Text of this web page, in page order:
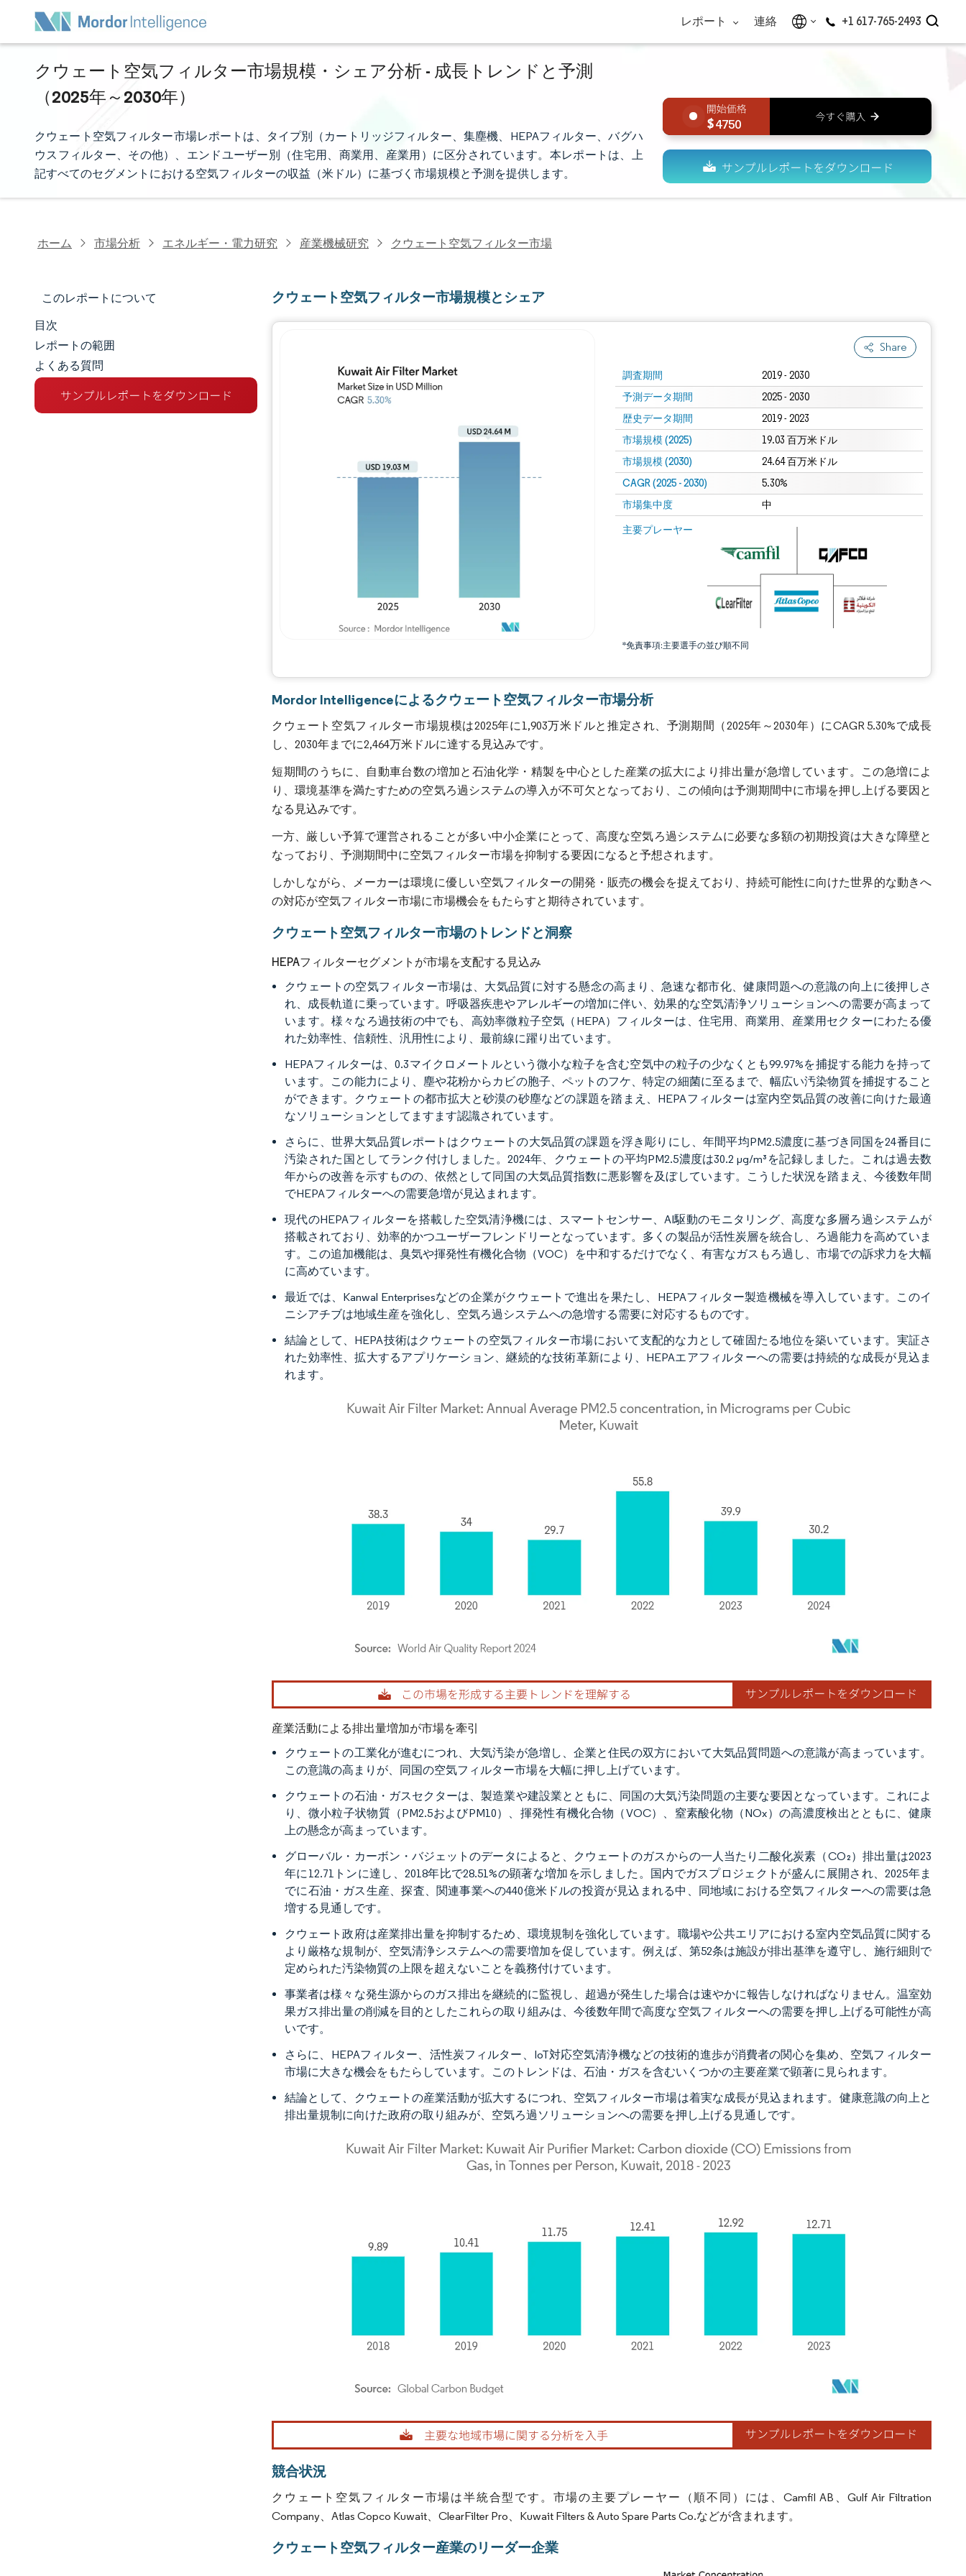
レポート 連絡 +1 617-765-2493
クウェート空気フィルター市場規模・シェア分析 - 成長トレンドと予測
（2025年～2030年）
クウェート空気フィルター市場レポートは、タイプ別（カートリッジフィルター、集塵機、HEPAフィルター、バグハ
ウスフィルター、その他）、エンドユーザー別（住宅用、商業用、産業用）に区分されています。本レポートは、上
記すべてのセグメントにおける空気フィルターの収益（米ドル）に基づく市場規模と予測を提供します。
4750
ホーム 市場分析 エネルギー・電力研究 産業機械研究 クウェート空気フィルター市場
このレポートについて
マーケットスナップショット
市場概要
主な市場動向
目次
レポートの範囲
よくある質問
クウェート空気フィルター市場規模とシェア
Share
調査期間 2019 - 2030
予測データ期間 2025 - 2030
歴史データ期間 2019 - 2023
市場規模 (2025) 19.03 百万米ドル
市場規模 (2030) 24.64 百万米ドル
CAGR (2025 - 2030) 5.30%
市場集中度 中
主要プレーヤー
*免責事項:主要選手の並び順不同
Mordor Intelligenceによるクウェート空気フィルター市場分析
クウェート空気フィルター市場規模は2025年に1,903万米ドルと推定され、予測期間（2025年～2030年）にCAGR 5.30%で成長
し、2030年までに2,464万米ドルに達する見込みです。
短期間のうちに、自動車台数の増加と石油化学・精製を中心とした産業の拡大により排出量が急増しています。この急増によ
り、環境基準を満たすための空気ろ過システムの導入が不可欠となっており、この傾向は予測期間中に市場を押し上げる要因と
なる見込みです。
一方、厳しい予算で運営されることが多い中小企業にとって、高度な空気ろ過システムに必要な多額の初期投資は大きな障壁と
なっており、予測期間中に空気フィルター市場を抑制する要因になると予想されます。
しかしながら、メーカーは環境に優しい空気フィルターの開発・販売の機会を捉えており、持続可能性に向けた世界的な動きへ
の対応が空気フィルター市場に市場機会をもたらすと期待されています。
クウェート空気フィルター市場のトレンドと洞察
HEPAフィルターセグメントが市場を支配する見込み
クウェートの空気フィルター市場は、大気品質に対する懸念の高まり、急速な都市化、健康問題への意識の向上に後押しさ
れ、成長軌道に乗っています。呼吸器疾患やアレルギーの増加に伴い、効果的な空気清浄ソリューションへの需要が高まって
います。様々なろ過技術の中でも、高効率微粒子空気（HEPA）フィルターは、住宅用、商業用、産業用セクターにわたる優
れた効率性、信頼性、汎用性により、最前線に躍り出ています。
HEPAフィルターは、0.3マイクロメートルという微小な粒子を含む空気中の粒子の少なくとも99.97%を捕捉する能力を持って
います。この能力により、塵や花粉からカビの胞子、ペットのフケ、特定の細菌に至るまで、幅広い汚染物質を捕捉すること
ができます。クウェートの都市拡大と砂漠の砂塵などの課題を踏まえ、HEPAフィルターは室内空気品質の改善に向けた最適
なソリューションとしてますます認識されています。
さらに、世界大気品質レポートはクウェートの大気品質の課題を浮き彫りにし、年間平均PM2.5濃度に基づき同国を24番目に
汚染された国としてランク付けしました。2024年、クウェートの平均PM2.5濃度は30.2 μg/m³を記録しました。これは過去数
年からの改善を示すものの、依然として同国の大気品質指数に悪影響を及ぼしています。こうした状況を踏まえ、今後数年間
でHEPAフィルターへの需要急増が見込まれます。
現代のHEPAフィルターを搭載した空気清浄機には、スマートセンサー、AI駆動のモニタリング、高度な多層ろ過システムが
搭載されており、効率的かつユーザーフレンドリーとなっています。多くの製品が活性炭層を統合し、ろ過能力を高めていま
す。この追加機能は、臭気や揮発性有機化合物（VOC）を中和するだけでなく、有害なガスもろ過し、市場での訴求力を大幅
に高めています。
最近では、Kanwal Enterprisesなどの企業がクウェートで進出を果たし、HEPAフィルター製造機械を導入しています。このイ
ニシアチブは地域生産を強化し、空気ろ過システムへの急増する需要に対応するものです。
結論として、HEPA技術はクウェートの空気フィルター市場において支配的な力として確固たる地位を築いています。実証さ
れた効率性、拡大するアプリケーション、継続的な技術革新により、HEPAエアフィルターへの需要は持続的な成長が見込ま
れます。
画像 © Mordor Intelligence。再利用にはCC BY 4.0の表示が必要です。
産業活動による排出量増加が市場を牽引
クウェートの工業化が進むにつれ、大気汚染が急増し、企業と住民の双方において大気品質問題への意識が高まっています。
この意識の高まりが、同国の空気フィルター市場を大幅に押し上げています。
クウェートの石油・ガスセクターは、製造業や建設業とともに、同国の大気汚染問題の主要な要因となっています。これによ
り、微小粒子状物質（PM2.5およびPM10）、揮発性有機化合物（VOC）、窒素酸化物（NOx）の高濃度検出とともに、健康
上の懸念が高まっています。
グローバル・カーボン・バジェットのデータによると、クウェートのガスからの一人当たり二酸化炭素（CO₂）排出量は2023
年に12.71トンに達し、2018年比で28.51%の顕著な増加を示しました。国内でガスプロジェクトが盛んに展開され、2025年ま
でに石油・ガス生産、探査、関連事業への440億米ドルの投資が見込まれる中、同地域における空気フィルターへの需要は急
増する見通しです。
クウェート政府は産業排出量を抑制するため、環境規制を強化しています。職場や公共エリアにおける室内空気品質に関する
より厳格な規制が、空気清浄システムへの需要増加を促しています。例えば、第52条は施設が排出基準を遵守し、施行細則で
定められた汚染物質の上限を超えないことを義務付けています。
事業者は様々な発生源からのガス排出を継続的に監視し、超過が発生した場合は速やかに報告しなければなりません。温室効
果ガス排出量の削減を目的としたこれらの取り組みは、今後数年間で高度な空気フィルターへの需要を押し上げる可能性が高
いです。
さらに、HEPAフィルター、活性炭フィルター、IoT対応空気清浄機などの技術的進歩が消費者の関心を集め、空気フィルター
市場に大きな機会をもたらしています。このトレンドは、石油・ガスを含むいくつかの主要産業で顕著に見られます。
結論として、クウェートの産業活動が拡大するにつれ、空気フィルター市場は着実な成長が見込まれます。健康意識の向上と
排出量規制に向けた政府の取り組みが、空気ろ過ソリューションへの需要を押し上げる見通しです。
画像 © Mordor Intelligence。再利用にはCC BY 4.0の表示が必要です。
競合状況
クウェート空気フィルター市場は半統合型です。市場の主要プレーヤー（順不同）には、Camfil AB、Gulf Air Filtration
Company、Atlas Copco Kuwait、ClearFilter Pro、Kuwait Filters & Auto Spare Parts Co.などが含まれます。
クウェート空気フィルター産業のリーダー企業